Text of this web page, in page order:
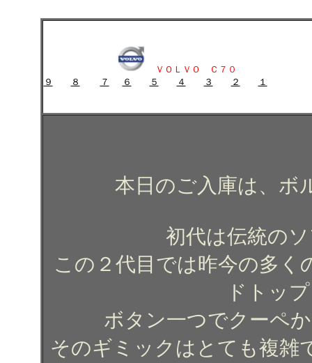
ＶＯＬＶＯ Ｃ７０
９
８ ７ ６ ５ ４ ３ ２ １
本日のご入庫は、
初代は伝統の
この２代目では昨今の多く
ドトッ
ボタン一つでクーペ
そのギミックはとても複雑